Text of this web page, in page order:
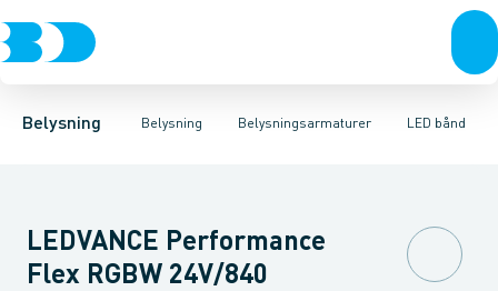
Belysning Belysning
Belysning Belysningsarmaturer
LyskilderBelysningsarmaturerLysstyringTilbehør tilLED bånd
PendlerIndustriarmatur og halbelysningArmaturer for vej og
LEDVANCE Performance
Flex RGBW 24V/840